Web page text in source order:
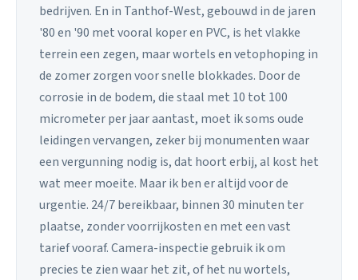
bedrijven. En in Tanthof-West, gebouwd in de jaren
'80 en '90 met vooral koper en PVC, is het vlakke
terrein een zegen, maar wortels en vetophoping in
de zomer zorgen voor snelle blokkades. Door de
corrosie in de bodem, die staal met 10 tot 100
micrometer per jaar aantast, moet ik soms oude
leidingen vervangen, zeker bij monumenten waar
een vergunning nodig is, dat hoort erbij, al kost het
wat meer moeite. Maar ik ben er altijd voor de
urgentie. 24/7 bereikbaar, binnen 30 minuten ter
plaatse, zonder voorrijkosten en met een vast
tarief vooraf. Camera-inspectie gebruik ik om
precies te zien waar het zit, of het nu wortels,